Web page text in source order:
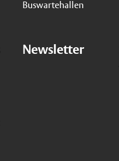
Buswartehallen
Newsletter